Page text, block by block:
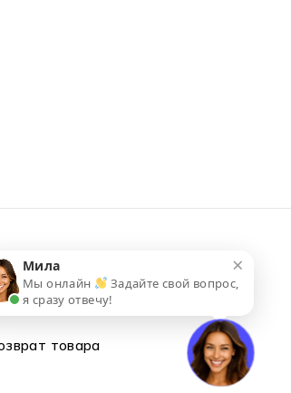
товара
×
Мила
Мы онлайн
Задайте свой вопрос,
я сразу отвечу!